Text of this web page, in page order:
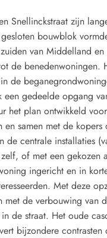
Snellinckstraat zijn
bouwblok
van Middelland
de benedenwoningen.
de
gedeelde opgang
het plan ontwikkeld
samen met de kopers
centrale installaties
of met een gekozen
ingericht en in
Met deze
de verbouwing van
de straat. Het oude
bijzondere